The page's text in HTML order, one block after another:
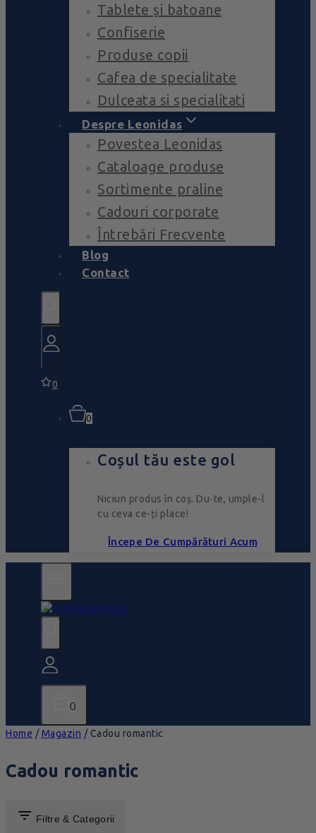
Tablete și batoane
Confiserie
Produse copii
Cafea de specialitate
Dulceata si specialitati
Despre Leonidas
Povestea Leonidas
Cataloage produse
Sortimente praline
Cadouri corporate
Întrebări Frecvente
Blog
Contact
0
0
Coșul tău este gol
Niciun produs în coș. Du-te, umple-l
cu ceva ce-ți place!
Începe De Cumpărături Acum
0
Home / Magazin / Cadou romantic
Cadou romantic
Filtre & Categorii